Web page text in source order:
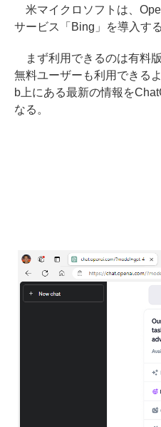
米マイクロソフトは、
サービス「Bing」を導入す
まず利用できるのは有料
無料ユーザーも利用できる
b上にある最新の情報を
なる。